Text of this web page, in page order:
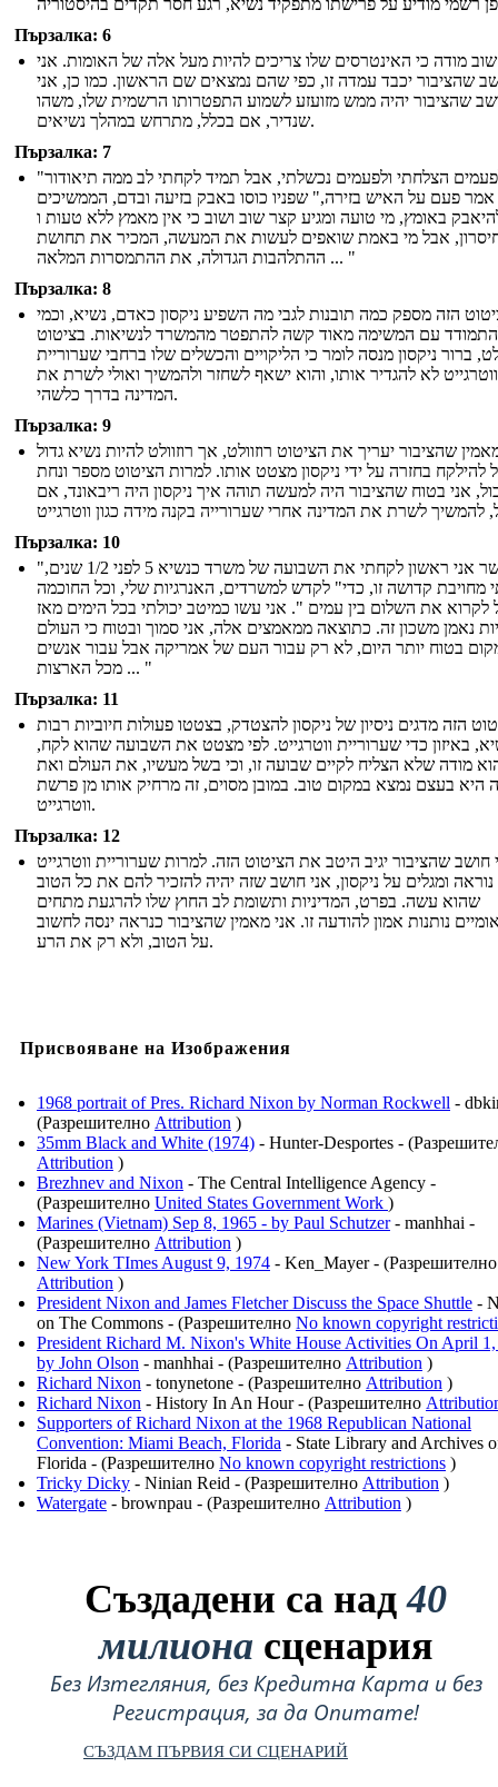
Пързалка: 6
שוב מודה כי האינטרסים שלו צריכים להיות מעל אלה של האומות. אני
שהציבור יכבד עמדה זו, כפי שהם נמצאים שם הראשון. כמו כן, אני
שהציבור יהיה ממש מזועזע לשמוע התפטרותו הרשמית שלו, משהו
שנדיר, אם בכלל, מתרחש במהלך נשיאים.
Пързалка: 7
"לפעמים הצלחתי ולפעמים נכשלתי, אבל תמיד לקחתי לב ממה תיאודור
אמר פעם על האיש בזירה," שפניו כוסו באבק בזיעה ובדם, הממשיכים
באומץ, מי טועה ומגיע קצר שוב ושוב כי אין מאמץ ללא טעות ו
אבל מי באמת שואפים לעשות את המעשה, המכיר את תחושת
ההתלהבות הגדולה, את ההתמסרות המלאה ... "
Пързалка: 8
הזה מספק כמה תובנות לגבי מה השפיע ניקסון כאדם, נשיא, וכמי
עם המשימה מאוד קשה להתפטר מהמשרד לנשיאות. בציטוט
ברור ניקסון מנסה לומר כי הליקויים והכשלים שלו ברחבי שערוריית
ווטרגייט לא להגדיר אותו, והוא ישאף לשחזר ולהמשיך ואולי לשרת את
המדינה בדרך כלשהי.
Пързалка: 9
שהציבור יעריך את הציטוט רוזוולט, אך רוזוולט להיות נשיא גדול
להילקח בחזרה על ידי ניקסון מצטט אותו. למרות הציטוט מספר ונחת
אני בטוח שהציבור היה למעשה תוהה איך ניקסון היה ריבאונד, אם
Пързалка: 10
"כאשר אני ראשון לקחתי את השבועה של משרד כנשיא 5 לפני 1/2 שנים,
מחויבת קדושה זו, כדי" לקדש למשרדים, האנרגיות שלי, וכל החוכמה
לקרוא את השלום בין עמים ". אני עשו כמיטב יכולתי בכל הימים מאז
נאמן משכון זה. כתוצאה ממאמצים אלה, אני סמוך ובטוח כי העולם
בטוח יותר היום, לא רק עבור העם של אמריקה אבל עבור אנשים
מכל הארצות ... "
Пързалка: 11
הזה מדגים ניסיון של ניקסון להצטדק, בצטטו פעולות חיוביות רבות
באיזון כדי שערוריית ווטרגייט. לפי מצטט את השבועה שהוא לקח,
מודה שלא הצליח לקיים שבועה זו, וכי בשל מעשיו, את העולם ואת
היא בעצם נמצא במקום טוב. במובן מסוים, זה מרחיק אותו מן פרשת
ווטרגייט.
Пързалка: 12
חושב שהציבור יגיב היטב את הציטוט הזה. למרות שערוריית ווטרגייט
נוראה ומגלים על ניקסון, אני חושב שזה יהיה להזכיר להם את כל הטוב
שהוא עשה. בפרט, המדיניות ותשומת לב החוץ שלו להרגעת מתחים
נותנות אמון להודעה זו. אני מאמין שהציבור כנראה ינסה לחשוב
על הטוב, ולא רק את הרע.
Присвояване на Изображения
1968 portrait of Pres. Richard Nixon by Norman Rockwell -
(Разрешително Attribution )
35mm Black and White (1974) - Hunter-Desportes -
Attribution )
Brezhnev and Nixon - The Central Intelligence Agency -
(Разрешително United States Government Work )
Marines (Vietnam) Sep 8, 1965 - by Paul Schutzer- manhhai -
(Разрешително Attribution )
New York TImes August 9, 1974 - Ken_Mayer - (Разрешително
Attribution )
President Nixon and James Fletcher Discuss the Space Shuttle -
on The Commons - (Разрешително No known copyright
President Richard M. Nixon's White House Activities On April
by John Olson - manhhai - (Разрешително Attribution )
Richard Nixon - tonynetone - (Разрешително Attribution )
Richard Nixon - History In An Hour - (Разрешително
Supporters of Richard Nixon at the 1968 Republican National
Convention: Miami Beach, Florida - State Library and Archives
Florida - (Разрешително No known copyright restrictions )
Tricky Dicky - Ninian Reid - (Разрешително Attribution )
Watergate - brownpau - (Разрешително Attribution )
Създадени са над40
милиона сценария
Без Изтегляния, без Кредитна Карта и без
Регистрация, за да Опитате!
СЪЗДАМ ПЪРВИЯ СИ СЦЕНАРИЙ